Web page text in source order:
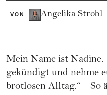
VON Angelika Strobl
Mein Name ist
gekündigt und nehme
brotlosen Alltag.“ – So